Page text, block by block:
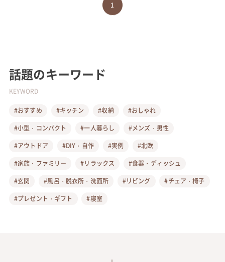
1
話題のキーワード
KEYWORD
#おすすめ #キッチン #収納
#おしゃれ
#小型・コンパクト
#一人暮らし
#メンズ・男性
#アウトドア
#DIY・自作 #実例
#北欧
#家族・ファミリー
#リラックス
#食器・ディッシュ
#玄関
#風呂・脱衣所・洗面所 #リビング
#チェア・椅子
#プレゼント・ギフト
#寝室